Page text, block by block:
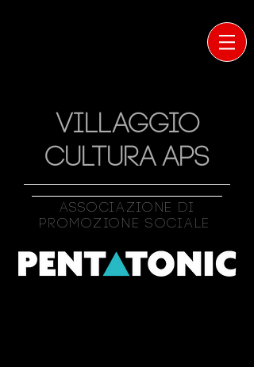
VILLAGGIO
CULTURA APS
Associazione Di
Promozione Sociale